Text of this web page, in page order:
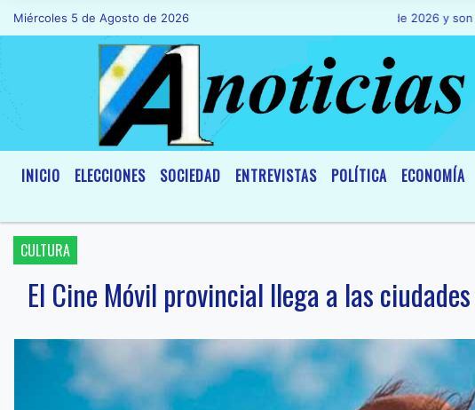
Miércoles 5 de Agosto de 2026Hoy es Miércoles 5 de Agosto de 2026 y son las
INICIO ELECCIONES SOCIEDAD ENTREVISTAS POLÍTICA ECONOMÍA
CULTURA
El Cine Móvil provincial llega a las